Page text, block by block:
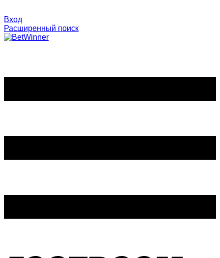
Вход
Расширенный поиск